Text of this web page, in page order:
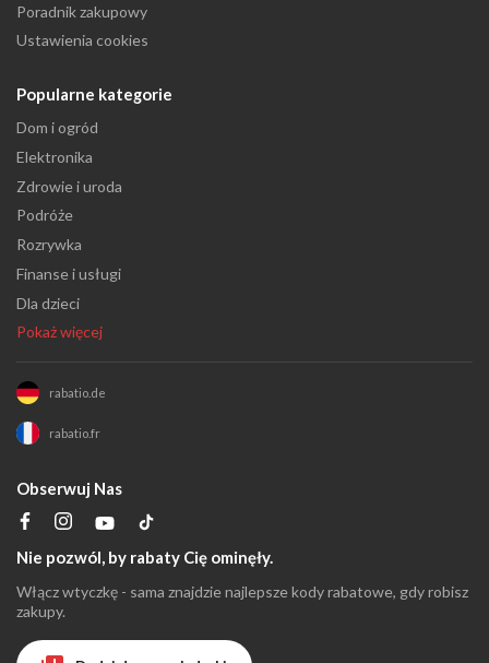
Poradnik zakupowy
Ustawienia cookies
Popularne kategorie
Dom i ogród
Elektronika
Zdrowie i uroda
Podróże
Rozrywka
Finanse i usługi
Dla dzieci
Pokaż więcej
rabatio.de
rabatio.fr
Obserwuj Nas
Nie pozwól, by rabaty Cię ominęły.
Włącz wtyczkę - sama znajdzie najlepsze kody rabatowe, gdy robisz
zakupy.